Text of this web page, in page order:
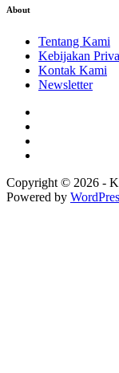
About
Tentang Kami
Kebijakan
Kontak Kami
Newsletter
Copyright © 2026 -
Powered by